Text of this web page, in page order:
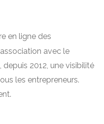
en ligne des
avec le
depuis 2012, une visibilité
les entrepreneurs.